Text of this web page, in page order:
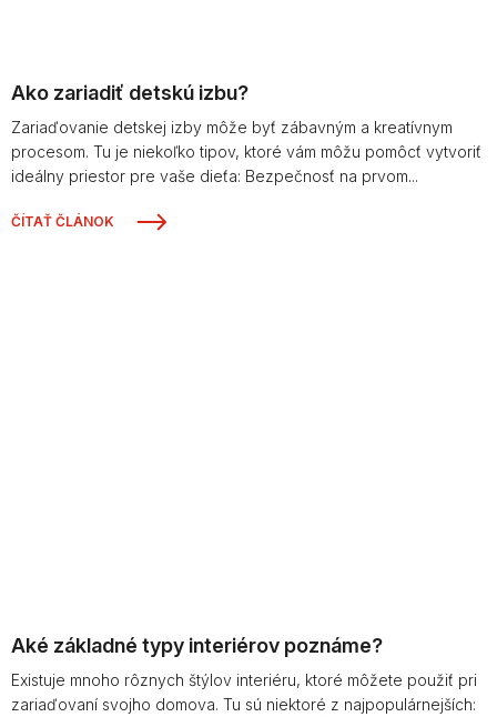
Ako zariadiť detskú izbu?
Zariaďovanie detskej izby môže byť zábavným a kreatívnym
procesom. Tu je niekoľko tipov, ktoré vám môžu pomôcť vytvoriť
ideálny priestor pre vaše dieťa: Bezpečnosť na prvom...
ČÍTAŤ ČLÁNOK
Aké základné typy interiérov poznáme?
Existuje mnoho rôznych štýlov interiéru, ktoré môžete použiť pri
zariaďovaní svojho domova. Tu sú niektoré z najpopulárnejších: